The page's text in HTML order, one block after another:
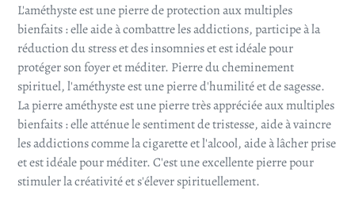
L'améthyste est une pierre de protection aux multiples
bienfaits : elle aide à combattre les addictions, participe à la
réduction du stress et des insomnies et est idéale pour
protéger son foyer et méditer. Pierre du cheminement
spirituel, l'améthyste est une pierre d'humilité et de sagesse.
La pierre améthyste est une pierre très appréciée aux multiples
bienfaits : elle atténue le sentiment de tristesse, aide à vaincre
les addictions comme la cigarette et l'alcool, aide à lâcher prise
et est idéale pour méditer. C'est une excellente pierre pour
stimuler la créativité et s'élever spirituellement.